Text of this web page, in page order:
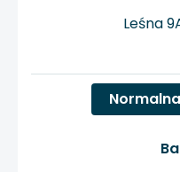
Leśna
Normalna